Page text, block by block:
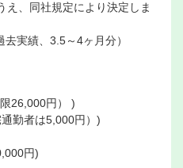
、同社規定により決定しま
実績、3.5～4ヶ月分）
26,000円） )
勤者は5,000円）)
円)